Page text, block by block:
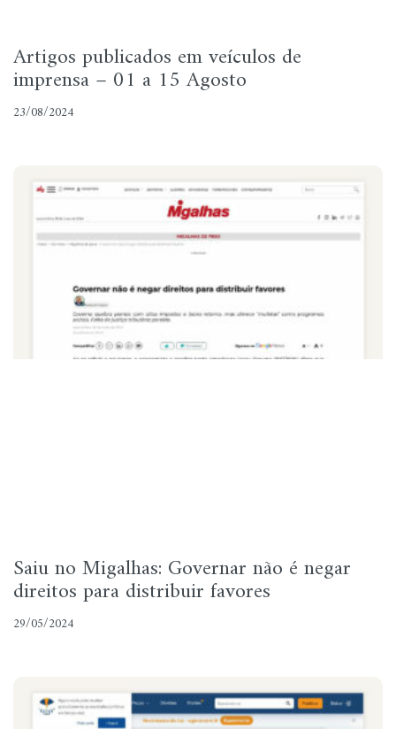
Artigos publicados em veículos de
imprensa – 01 a 15 Agosto
23/08/2024
Saiu no Migalhas: Governar não é negar
direitos para distribuir favores
29/05/2024